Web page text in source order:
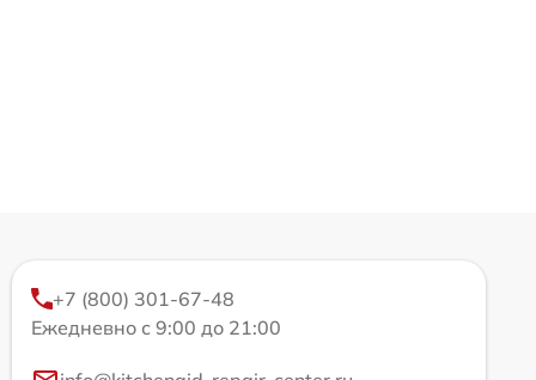
+7 (800) 301-67-48
Ежедневно с 9:00 до 21:00